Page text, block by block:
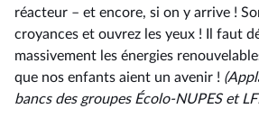
réacteur –⁠ et encore, si on y arrive !
croyances et ouvrez les yeux ! Il faut
massivement les énergies
que nos enfants aient un avenir !
bancs des groupes Écolo-NUPES et